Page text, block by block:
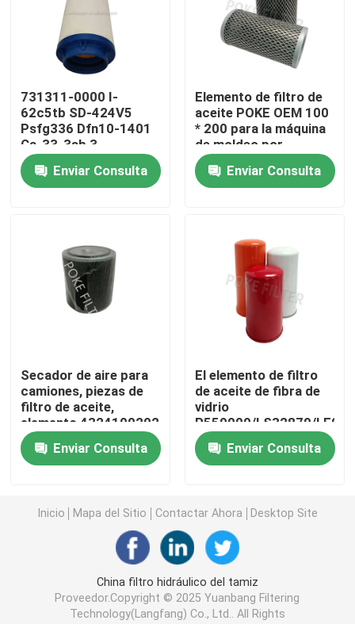
Vídeos
Elemento del filtro hydráulico
Elemento filtrante de aceite
Elemento de filtro de combustible
Cartucho de filtro de la bomba de vacío
Elemento filtrante de acero inoxidable
Cartucho de filtro diesel
Cartucho de filtro del compresor de aire
Filtro del elemento del aglutinador
Cartucho de filtro del polvo
Filtro consolidado de la resina
731311-0000 I-
62c5tb SD-424V5
Psfg336 Dfn10-1401
Ca-33-3sb 3
Cartuchos de
enfriador Filtro de
separación de aceite y
Enviar Consulta
Elemento de filtro de
aceite POKE OEM 100
* 200 para la máquina
de moldeo por
inyección haitiana
MFR Enviar Consulta
Secador de aire para
camiones, piezas de
filtro de aceite,
elemento 4324100202
1699132 3090288
piezas de repuesto
174767 2992261
Enviar Consulta
El elemento de filtro
de aceite de fibra de
vidrio
P559000/LS32879/
Enviar Consulta
Inicio Mapa del Sitio Contactar Ahora Desktop Site
China filtro hidráulico del tamiz
Proveedor.Copyright © 2025 Yuanbang Filtering
Technology(Langfang) Co., Ltd.. All Rights